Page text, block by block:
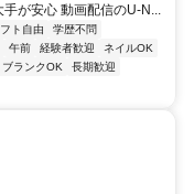
安心 動画配信のU-N...
ト自由
学歴不問
午前 経験者歓迎
ネイルOK
ブランクOK
長期歓迎